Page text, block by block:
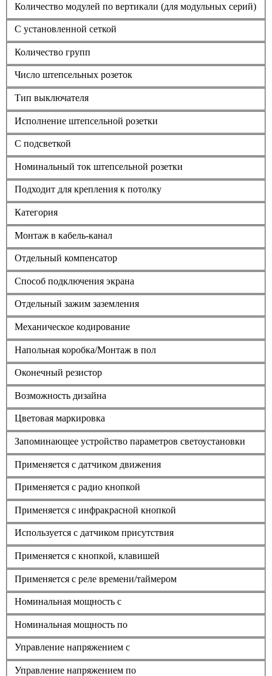
Количество модулей по вертикали (для модульных серий)
С установленной сеткой
Количество групп
Число штепсельных розеток
Тип выключателя
Исполнение штепсельной розетки
С подсветкой
Номинальный ток штепсельной розетки
Подходит для крепления к потолку
Категория
Монтаж в кабель-канал
Отдельный компенсатор
Способ подключения экрана
Отдельный зажим заземления
Механическое кодирование
Напольная коробка/Монтаж в пол
Оконечный резистор
Возможность дизайна
Цветовая маркировка
Запоминающее устройство параметров светоустановки
Применяется с датчиком движения
Применяется с радио кнопкой
Применяется с инфракрасной кнопкой
Используется с датчиком присутствия
Применяется с кнопкой, клавишей
Применяется с реле времени/таймером
Номинальная мощность с
Номинальная мощность по
Управление напряжением с
Управление напряжением по